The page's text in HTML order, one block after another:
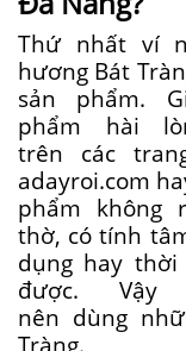
Thứ nhất ví
hương Bát
sản phẩm. G
phẩm hài
trên các
adayroi.com
phẩm không
thờ, cótính
dụng hay thời
được. Vậy
nên dùng
Tràng.